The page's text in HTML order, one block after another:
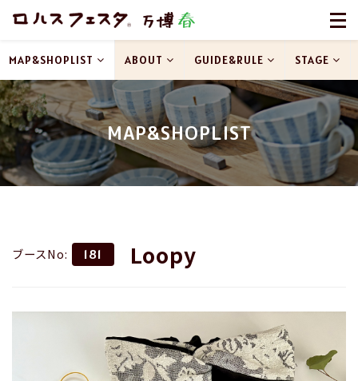
MAP&SHOPLIST
MAP&SHOPLIST ABOUT GUIDE&RULE STAGE
ブースNo: 181 Loopy